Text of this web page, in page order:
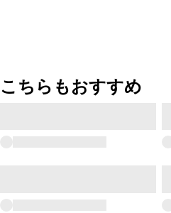
こちらもおすすめ